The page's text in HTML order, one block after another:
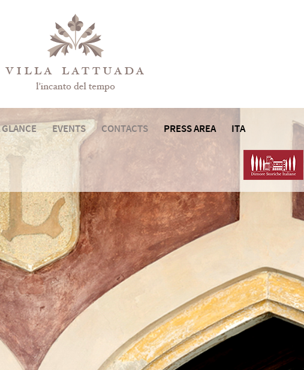
EVENTS CONTACTS PRESS AREA ITA